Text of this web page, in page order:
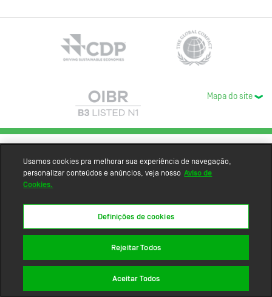
Mapa do site
Usamos cookies pra melhorar sua experiência de navegação,
personalizar conteúdos e anúncios, veja nosso Aviso de
Cookies.
Definições de cookies
Rejeitar Todos
Aceitar Todos